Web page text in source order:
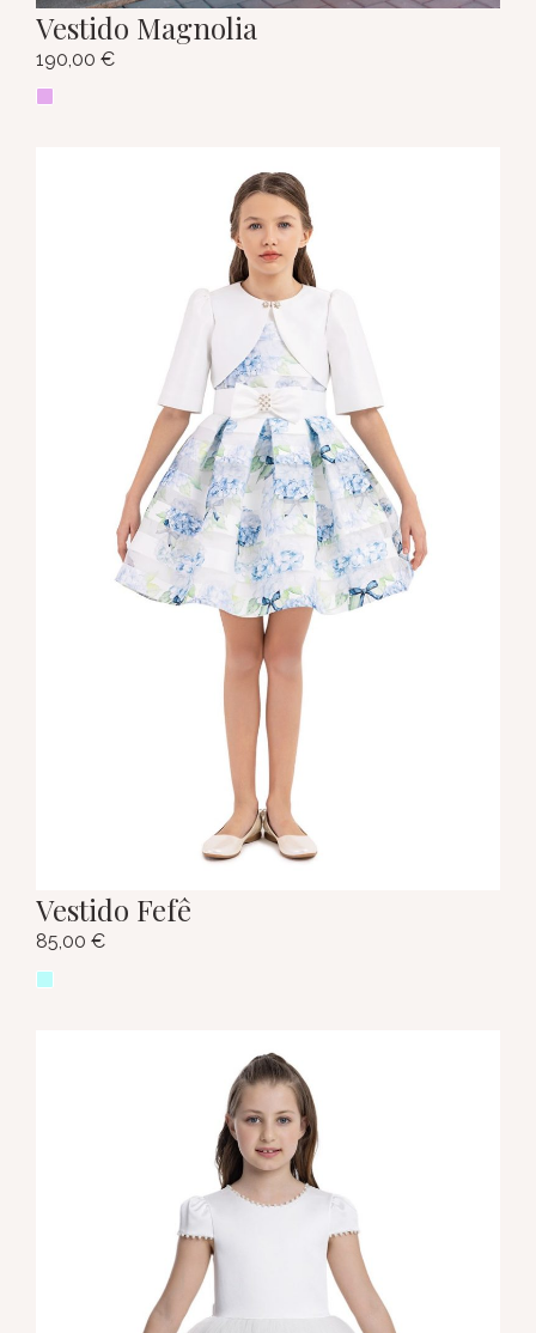
Vestido Magnolia
190,00 €
Vestido Fefê
85,00 €